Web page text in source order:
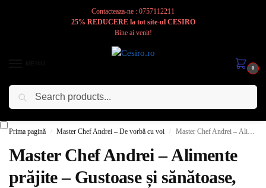
Contacteaza-ne : 0757112211
25% REDUCERE la tot site-ul CESIRO
Bine ai venit!
0
Cesiro
Prima pagină / Master Chef Andrei – De vorbă cu voi / Master Chef Andrei – Alimente prăjite – Gustoase și sănătoase, cu măsură
Master Chef Andrei – Alimente
prăjite – Gustoase și sănătoase,